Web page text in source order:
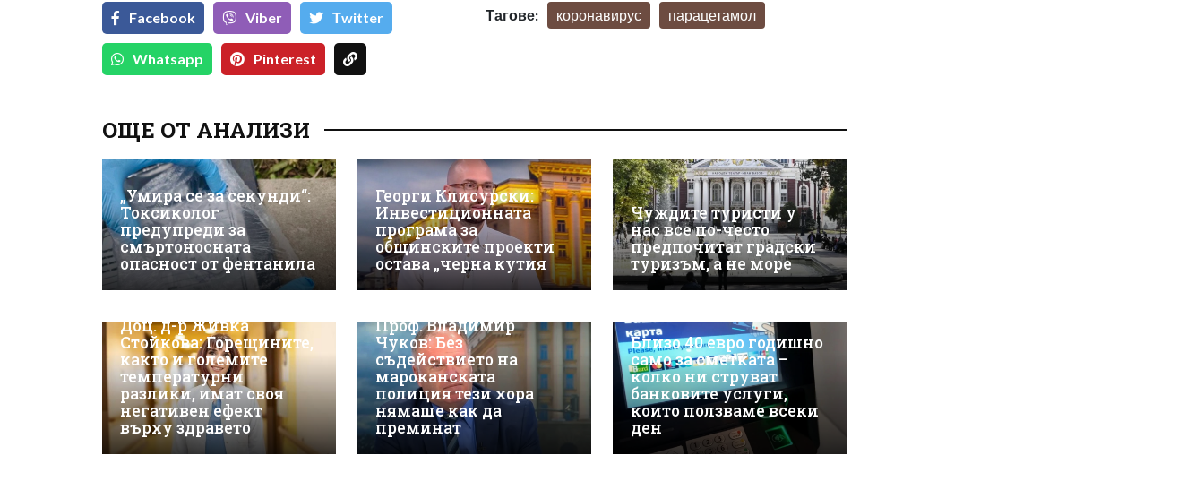
Facebook Viber Тwitter
Whatsapp Pinterest
Тагове: коронавирус парацетамол
ОЩЕ ОТ АНАЛИЗИ
„Умира се за секунди“:
Токсиколог
предупреди за
смъртоносната
опасност от фентанила
Георги Клисурски:
Инвестиционната
програма за
общинските проекти
остава „черна кутия
Чуждите туристи у
нас все по-често
предпочитат градски
туризъм, а не море
Доц. д-р Живка
Стойкова: Горещините,
както и големите
температурни
разлики, имат своя
негативен ефект
върху здравето
Проф. Владимир
Чуков: Без
съдействието на
мароканската
полиция тези хора
нямаше как да
преминат
Близо 40 евро годишно
само за сметката –
колко ни струват
банковите услуги,
които ползваме всеки
ден